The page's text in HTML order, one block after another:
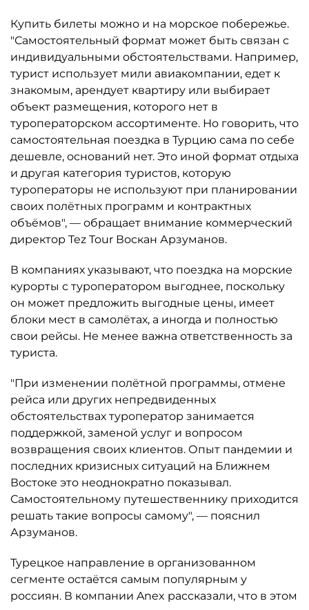
Купить билеты можно и на морское побережье.
"Самостоятельный формат может быть связан с
индивидуальными обстоятельствами. Например,
турист использует мили авиакомпании, едет к
знакомым, арендует квартиру или выбирает
объект размещения, которого нет в
туроператорском ассортименте. Но говорить, что
самостоятельная поездка в Турцию сама по себе
дешевле, оснований нет. Это иной формат отдыха
и другая категория туристов, которую
туроператоры не используют при планировании
своих полётных программ и контрактных
объёмов", — обращает внимание коммерческий
директор Tez Tour Воскан Арзуманов.
В компаниях указывают, что поездка на морские
курорты с туроператором выгоднее, поскольку
он может предложить выгодные цены, имеет
блоки мест в самолётах, а иногда и полностью
свои рейсы. Не менее важна ответственность за
туриста.
"При изменении полётной программы, отмене
рейса или других непредвиденных
обстоятельствах туроператор занимается
поддержкой, заменой услуг и вопросом
возвращения своих клиентов. Опыт пандемии и
последних кризисных ситуаций на Ближнем
Востоке это неоднократно показывал.
Самостоятельному путешественнику приходится
решать такие вопросы самому", — пояснил
Арзуманов.
Турецкое направление в организованном
сегменте остаётся самым популярным у
россиян. В компании Anex рассказали, что в этом